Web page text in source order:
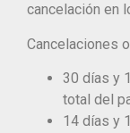
cancelación en
Cancelaciones
30 días y
total del
14 días y